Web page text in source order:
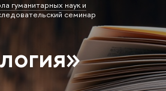
гуманитарных наук и
семинар